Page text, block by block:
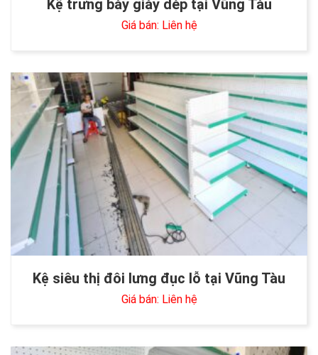
Kệ trưng bày giày dép tại Vũng Tàu
Giá bán: Liên hệ
Kệ siêu thị đôi lưng đục lỗ tại Vũng Tàu
Giá bán: Liên hệ